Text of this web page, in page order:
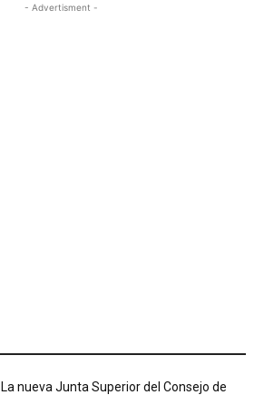
- Advertisment -
La nueva Junta Superior del Consejo de